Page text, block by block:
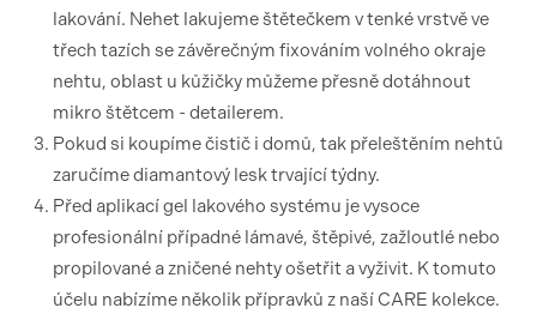
lakování. Nehet lakujeme štětečkem v tenké vrstvě ve
třech tazích se závěrečným fixováním volného okraje
nehtu, oblast u kůžičky můžeme přesně dotáhnout
mikro štětcem - detailerem.
Pokud si koupíme čistič i domů, tak přeleštěním nehtů
zaručíme diamantový lesk trvající týdny.
Před aplikací gel lakového systému je vysoce
profesionální případné lámavé, štěpivé, zažloutlé nebo
propilované a zničené nehty ošetřit a vyživit. K tomuto
účelu nabízíme několik přípravků z naší CARE kolekce.